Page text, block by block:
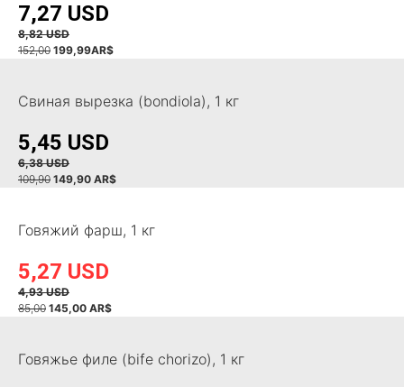
7,27 USD
8,82 USD
152,00 199,99AR$
Свиная вырезка (bondiola), 1 кг
5,45 USD
6,38 USD
109,90 149,90 AR$
Говяжий фарш, 1 кг
5,27 USD
4,93 USD
85,00 145,00 AR$
Говяжье филе (bife chorizo), 1 кг